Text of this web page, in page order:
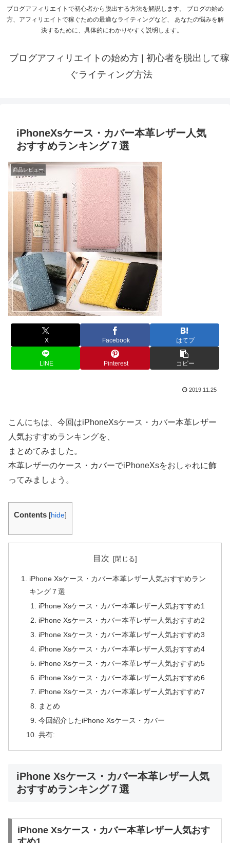
ブログアフィリエイトで初心者から脱出する方法を解説します。 ブログの始め
方、アフィリエイトで稼ぐための最適なライティングなど、 あなたの悩みを解
決するために、具体的にわかりやすく説明します。
ブログアフィリエイトの始め方 | 初心者を脱出して稼
ぐライティング方法
iPhoneXsケース・カバー本革レザー人気
おすすめランキング７選
商品レビュー
X Facebook はてブ
LINE Pinterest コピー
2019.11.25
こんにちは、今回はiPhoneXsケース・カバー本革レザー
人気おすすめランキングを、
まとめてみました。
本革レザーのケース・カバーでiPhoneXsをおしゃれに飾
ってみましょう。
Contents [hide]
目次
iPhone Xsケース・カバー本革レザー人気おすすめラン
キング７選
iPhone Xsケース・カバー本革レザー人気おすすめ1
iPhone Xsケース・カバー本革レザー人気おすすめ2
iPhone Xsケース・カバー本革レザー人気おすすめ3
iPhone Xsケース・カバー本革レザー人気おすすめ4
iPhone Xsケース・カバー本革レザー人気おすすめ5
iPhone Xsケース・カバー本革レザー人気おすすめ6
iPhone Xsケース・カバー本革レザー人気おすすめ7
まとめ
今回紹介したiPhone Xsケース・カバー
共有:
iPhone Xsケース・カバー本革レザー人気
おすすめランキング７選
iPhone Xsケース・カバー本革レザー人気おす